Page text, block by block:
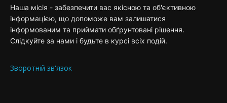
Наша місія - забезпечити вас якісною та об'єктивною
інформацією, що допоможе вам залишатися
інформованим та приймати обґрунтовані рішення.
Слідкуйте за нами і будьте в курсі всіх подій.
Зворотній зв'язок